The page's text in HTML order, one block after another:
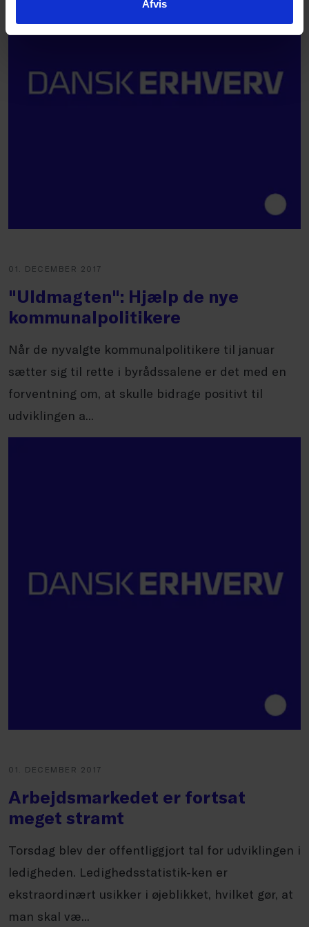
Afvis
01. DECEMBER 2017
"Uldmagten": Hjælp de nye
kommunalpolitikere
Når de nyvalgte kommunalpolitikere til januar
sætter sig til rette i byrådssalene er det med en
forventning om, at skulle bidrage positivt til
udviklingen a...
01. DECEMBER 2017
Arbejdsmarkedet er fortsat
meget stramt
Torsdag blev der offentliggjort tal for udviklingen i
ledigheden. Ledighedsstatistik-ken er
ekstraordinært usikker i øjeblikket, hvilket gør, at
man skal væ...